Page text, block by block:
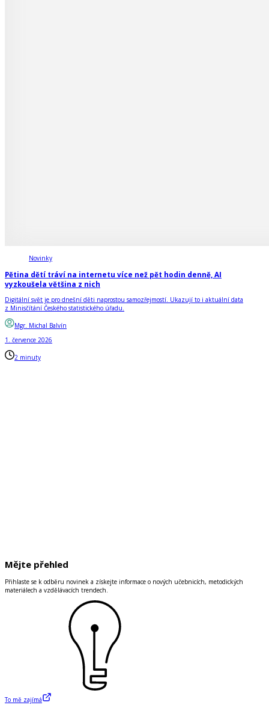
Novinky
Pětina dětí tráví na internetu více než pět hodin denně, AI
vyzkoušela většina z nich
Digitální svět je pro dnešní děti naprostou samozřejmostí. Ukazují to i aktuální data
z Minisčítání Českého statistického úřadu.
Mgr. Michal Balvín
1. července 2026
2 minuty
Mějte přehled
Přihlaste se k odběru novinek a získejte informace o nových učebnicích, metodických
materiálech a vzdělávacích trendech.
To mě zajímá